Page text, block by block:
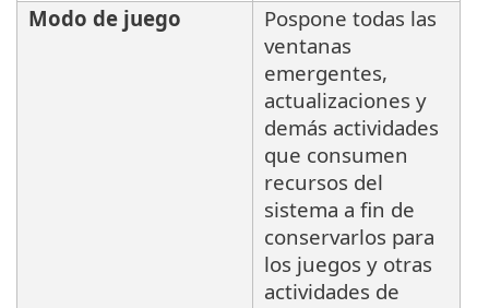
Modo de juego
Pospone todas las
ventanas
emergentes,
actualizaciones y
demás actividades
que consumen
recursos del
sistema a fin de
conservarlos para
los juegos y otras
actividades de